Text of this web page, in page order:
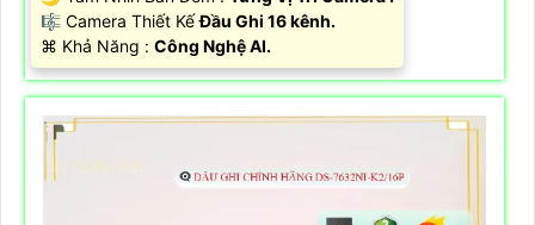
🎼️ Camera Thiết KếĐầu Ghi 16 kênh.
️⌘ Khả Năng : Công Nghệ AI.